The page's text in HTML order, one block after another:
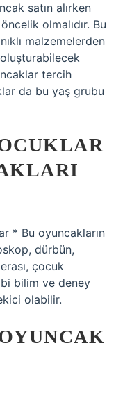
satın alırken
olmalıdır. Bu
malzemelerden
tercih
da bu yaş grubu
* Bu oyuncakların
dürbün,
çocuk
bilim ve deney
olabilir.